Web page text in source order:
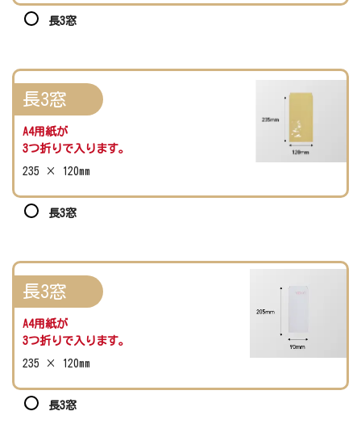
長3窓
長3窓
A4用紙が
3つ折りで入ります。
235 × 120mm
長3窓
長3窓
A4用紙が
3つ折りで入ります。
235 × 120mm
長3窓